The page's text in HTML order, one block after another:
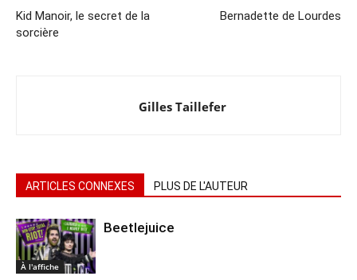
Kid Manoir, le secret de la
sorcière
Bernadette de Lourdes
Gilles Taillefer
ARTICLES CONNEXES PLUS DE L'AUTEUR
À l'affiche
Beetlejuice